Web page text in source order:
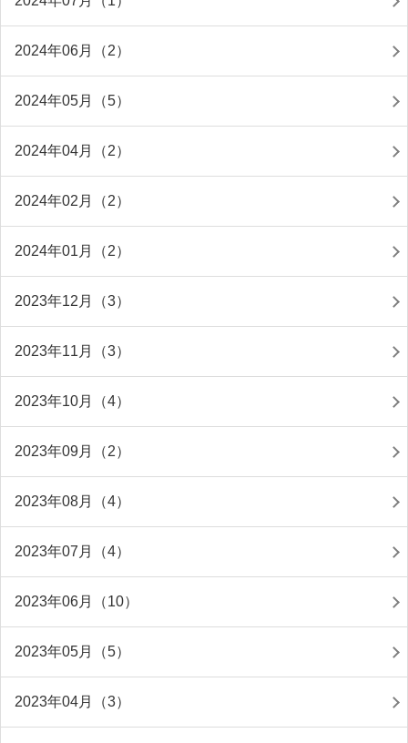
2024年06月（2）
2024年05月（5）
2024年04月（2）
2024年02月（2）
2024年01月（2）
2023年12月（3）
2023年11月（3）
2023年10月（4）
2023年09月（2）
2023年08月（4）
2023年07月（4）
2023年06月（10）
2023年05月（5）
2023年04月（3）